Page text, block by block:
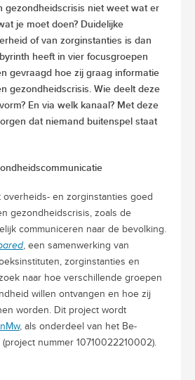
gezondheidscrisis niet weet wat er
je moet doen? Duidelijke
of van zorginstanties is dan
heeft in vier focusgroepen
gevraagd hoe zij graag informatie
gezondheidscrisis. Wie deelt deze
En via welk kanaal? Met deze
dat niemand buitenspel staat
overheids- en zorginstanties goed
gezondheidscrisis, zoals de
communiceren naar de bevolking.
, een samenwerking van
zorginstanties en
naar hoe verschillende groepen
willen ontvangen en hoe zij
worden. Dit project wordt
, als onderdeel van het Be-
nummer 10710022210002).